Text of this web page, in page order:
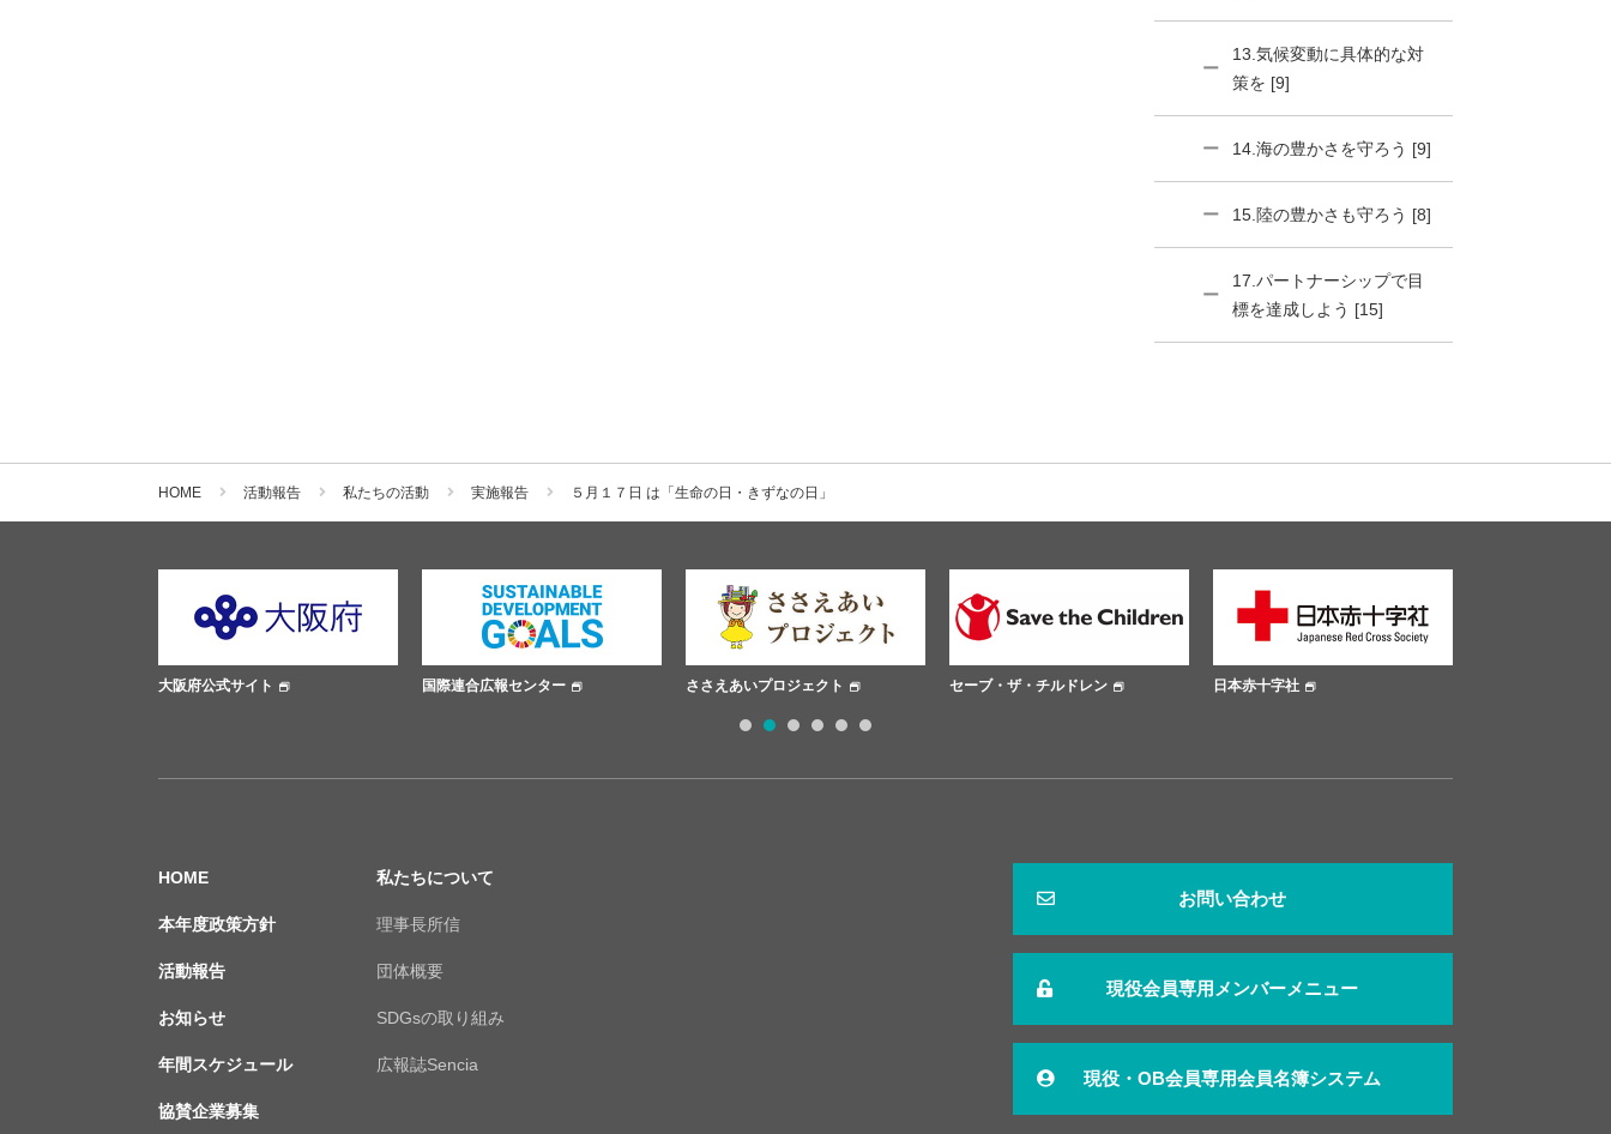
13.気候変動に具体的な対
策を [9]
14.海の豊かさを守ろう [9]
15.陸の豊かさも守ろう [8]
17.パートナーシップで目
標を達成しよう [15]
HOME 活動報告 私たちの活動 実施報告 ５月１７日 は「生命の日・きずなの日」
国際連合広報センター ささえあいプロジェクト セーブ・ザ・チルドレン 日本赤十字社
HOME
本年度政策方針
活動報告
お知らせ
年間スケジュール
協賛企業募集
私たちについて
理事長所信
団体概要
SDGsの取り組み
広報誌Sencia
お問い合わせ
現役会員専用メンバーメニュー
現役・OB会員専用会員名簿システム